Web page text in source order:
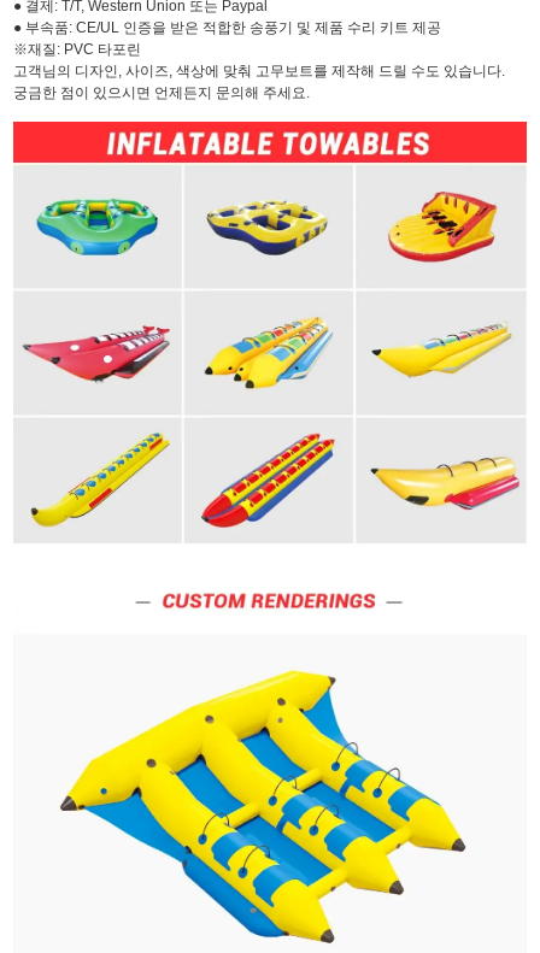
● 결제: T/T, Western Union 또는 Paypal
● 부속품: CE/UL 인증을 받은 적합한 송풍기 및 제품 수리 키트 제공
※재질: PVC 타포린
고객님의 디자인, 사이즈, 색상에 맞춰 고무보트를 제작해 드릴 수도 있습니다.
궁금한 점이 있으시면 언제든지 문의해 주세요.